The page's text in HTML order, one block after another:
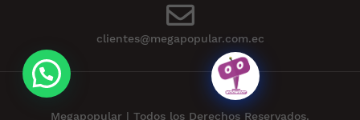
clientes@megapopular.com.ec
Megapopular | Todos los Derechos Reservados.